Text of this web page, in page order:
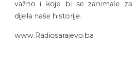
važno i koje bi se zanimale za
dijela naše historije.
www.Radiosarajevo.ba